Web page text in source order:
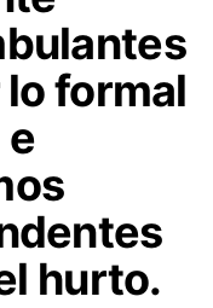
formal
hurto.